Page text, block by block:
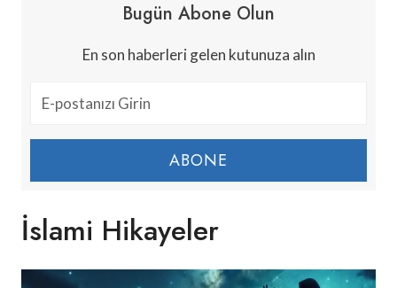
Bugün Abone Olun
En son haberleri gelen kutunuza alın
ABONE
İslami Hikayeler